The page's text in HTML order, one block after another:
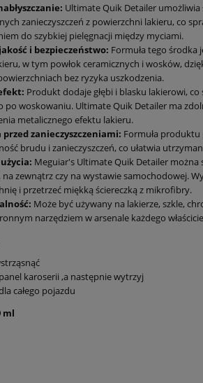
Ultimate Quik Detailer
zanieczyszczeń z powierzchni lakieru, co
do szybkiej pielęgnacji między myciami.
i bezpieczeństwo: Formuła tego środka
w tym powłok ceramicznych i wosków,
bez ryzyka uszkodzenia.
Produkt dodaje głębi i blasku lakierowi,
po woskowaniu. Ultimate Quik Detailer ma
metalicznego efektu lakieru.
zanieczyszczeniami: Formuła
brudu i zanieczyszczeń, co ułatwia
Meguiar's Ultimate Quik Detailer można
na zewnątrz czy na wystawie samochodowej.
i przetrzeć miękką ściereczką z mikrofibry.
Może być używany na lakierze, szkle,
narzędziem w arsenale każdego
karoserii ,a następnie wytrzyj
całego pojazdu
ml